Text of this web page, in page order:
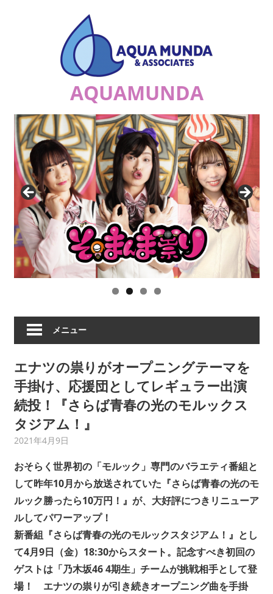
AQUAMUNDA
ジ
ュ
リ
ア
ナ
の
祟
り
a.k.a.
エ
ナ
ツ
り、
破
荒
ヒ
ロ
イ
ズ
ム
ど
の
ア
ー
テ
ィ
ス
ト
プ
メニュー
エナツの祟りがオープニングテーマを
手掛け、応援団としてレギュラー出演
続投！『さらば青春の光のモルックス
タジアム！』
2021年4月9日
おそらく世界初の「モルック」専門のバラエティ番組と
して昨年10月から放送されていた『さらば青春の光のモ
ルック勝ったら10万円！』が、大好評につきリニューア
ルしてパワーアップ！
新番組『さらば青春の光のモルックスタジアム！』とし
て4月9日（金）18:30からスタート。記念すべき初回の
ゲストは「乃木坂46 4期生」チームが挑戦相手として登
場！ エナツの祟りが引き続きオープニング曲を手掛